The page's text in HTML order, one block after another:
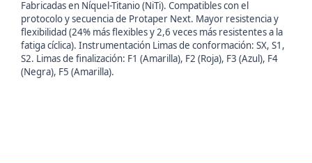
Fabricadas en Níquel-Titanio (NiTi). Compatibles con el
protocolo y secuencia de Protaper Next. Mayor resistencia y
flexibilidad (24% más flexibles y 2,6 veces más resistentes a la
fatiga cíclica). Instrumentación Limas de conformación: SX, S1,
S2. Limas de finalización: F1 (Amarilla), F2 (Roja), F3 (Azul), F4
(Negra), F5 (Amarilla).